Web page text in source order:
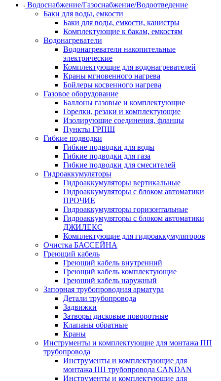
Водоснабжение/Газоснабжение/Водоотведение
Баки для воды, емкости
Баки для воды, емкости, канистры
Комплектующие к бакам, емкостям
Водонагреватели
Водонагреватели накопительные
электрические
Комплектующие для водонагревателей
Краны мгновенного нагрева
Бойлеры косвенного нагрева
Газовое оборудование
Баллоны газовые и комплектующие
Горелки, резаки и комплектующие
Изолирующие соединения, фланцы
Пункты ГРПШ
Гибкие подводки
Гибкие подводки для воды
Гибкие подводки для газа
Гибкие подводки для смесителей
Гидроаккумуляторы
Гидроаккумуляторы вертикальные
Гидроаккумуляторы с блоком автоматики
ПРОЧИЕ
Гидроаккумуляторы горизонтальные
Гидроаккумуляторы с блоком автоматики
ДЖИЛЕКС
Комплектующие для гидроаккумуляторов
Очистка БАССЕЙНА
Греющий кабель
Греющий кабель внутренний
Греющий кабель комплектующие
Греющий кабель наружный
Запорная трубопроводная арматура
Детали трубопровода
Задвижки
Затворы дисковые поворотные
Клапаны обратные
Краны
Инструменты и комплектующие для монтажа ПП
трубопровода
Инструменты и комплектующие для
монтажа ПП трубопровода CANDAN
Инструменты и комплектующие для